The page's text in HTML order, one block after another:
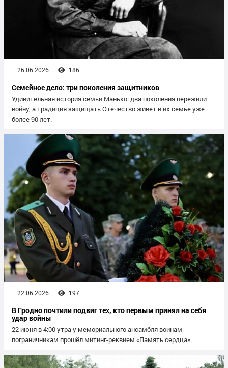
26.06.2026 186
Семейное дело: три поколения защитников
Удивительная история семьи Манько: два поколения пережили
войну, а традиция защищать Отечество живет в их семье уже
более 90 лет.
22.06.2026 197
В Гродно почтили подвиг тех, кто первым принял на себя
удар войны
22 июня в 4:00 утра у мемориального ансамбля воинам-
пограничникам прошёл митинг-реквием «Память сердца».